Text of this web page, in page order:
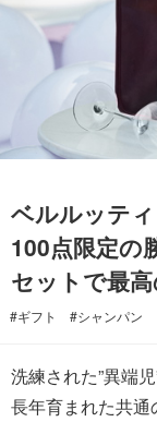
ベルルッテ
100点限定の
セットで最
#ギフト #シャンパン
洗練された”異端
長年育まれた共